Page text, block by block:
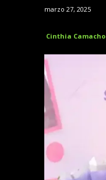
marzo 27, 2025
Cinthia Camacho